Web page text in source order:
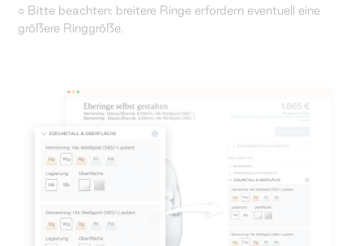
○ Bitte beachten: breitere Ringe erfordern eventuell eine
größere Ringgröße.